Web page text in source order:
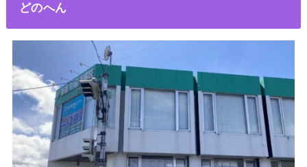
どのへん